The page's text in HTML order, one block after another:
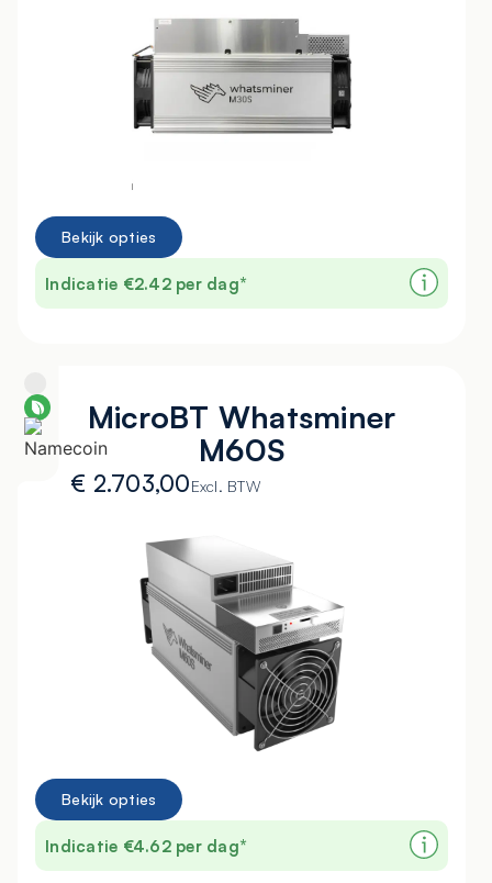
Bekijk opties
Indicatie €2.42 per dag*
MicroBT Whatsminer
M60S
€ 2.703,00Excl. BTW
Bekijk opties
Indicatie €4.62 per dag*